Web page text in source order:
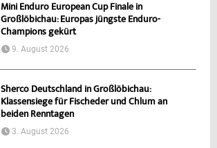
Mini Enduro European Cup Finale in
Großlöbichau: Europas jüngste Enduro-
Champions gekürt
9. August 2026
Sherco Deutschland in Großlöbichau:
Klassensiege für Fischeder und Chlum an
beiden Renntagen
3. August 2026